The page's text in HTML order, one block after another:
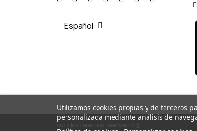
Español
Todos los derechos reservados ©
Utilizamos cookies propias y de terceros
personalizada mediante análisis de